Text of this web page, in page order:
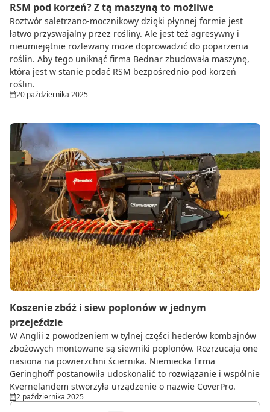
RSM pod korzeń? Z tą maszyną to możliwe
Roztwór saletrzano-mocznikowy dzięki płynnej formie jest
łatwo przyswajalny przez rośliny. Ale jest też agresywny i
nieumiejętnie rozlewany może doprowadzić do poparzenia
roślin. Aby tego uniknąć firma Bednar zbudowała maszynę,
która jest w stanie podać RSM bezpośrednio pod korzeń
roślin.
20 października 2025
Koszenie zbóż i siew poplonów w jednym
przejeździe
W Anglii z powodzeniem w tylnej części hederów kombajnów
zbożowych montowane są siewniki poplonów. Rozrzucają one
nasiona na powierzchni ściernika. Niemiecka firma
Geringhoff postanowiła udoskonalić to rozwiązanie i wspólnie
Kvernelandem stworzyła urządzenie o nazwie CoverPro.
2 października 2025